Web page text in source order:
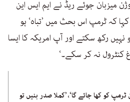
میزبان جوئے ریڈ نے ایم ایس این
کہ ٹرمپ اس بحث میں ’تباہ‘ ہو
نہیں رکھ سکتے اور آپ امریکہ کا ایسا
کنٹرول نہ کر سکے۔‘
ٹرمپ کو کھا جائے گا‘، ’کملا صدر بنیں تو